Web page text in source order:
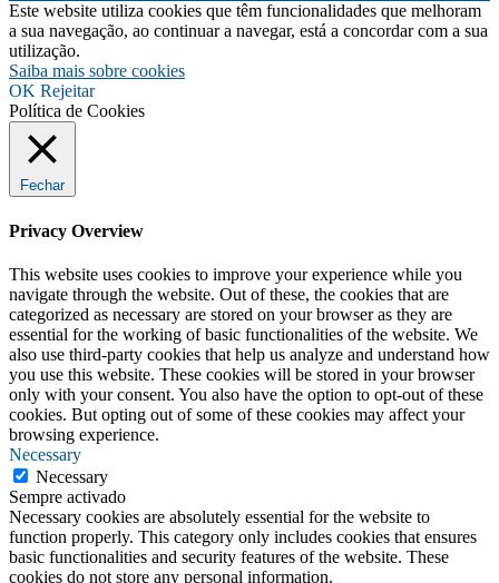
Este website utiliza cookies que têm funcionalidades que melhoram
a sua navegação, ao continuar a navegar, está a concordar com a sua
utilização.
Saiba mais sobre cookies
OK Rejeitar
Política de Cookies
Fechar
Privacy Overview
This website uses cookies to improve your experience while you
navigate through the website. Out of these, the cookies that are
categorized as necessary are stored on your browser as they are
essential for the working of basic functionalities of the website. We
also use third-party cookies that help us analyze and understand how
you use this website. These cookies will be stored in your browser
only with your consent. You also have the option to opt-out of these
cookies. But opting out of some of these cookies may affect your
browsing experience.
Necessary
Necessary
Sempre activado
Necessary cookies are absolutely essential for the website to
function properly. This category only includes cookies that ensures
basic functionalities and security features of the website. These
cookies do not store any personal information.